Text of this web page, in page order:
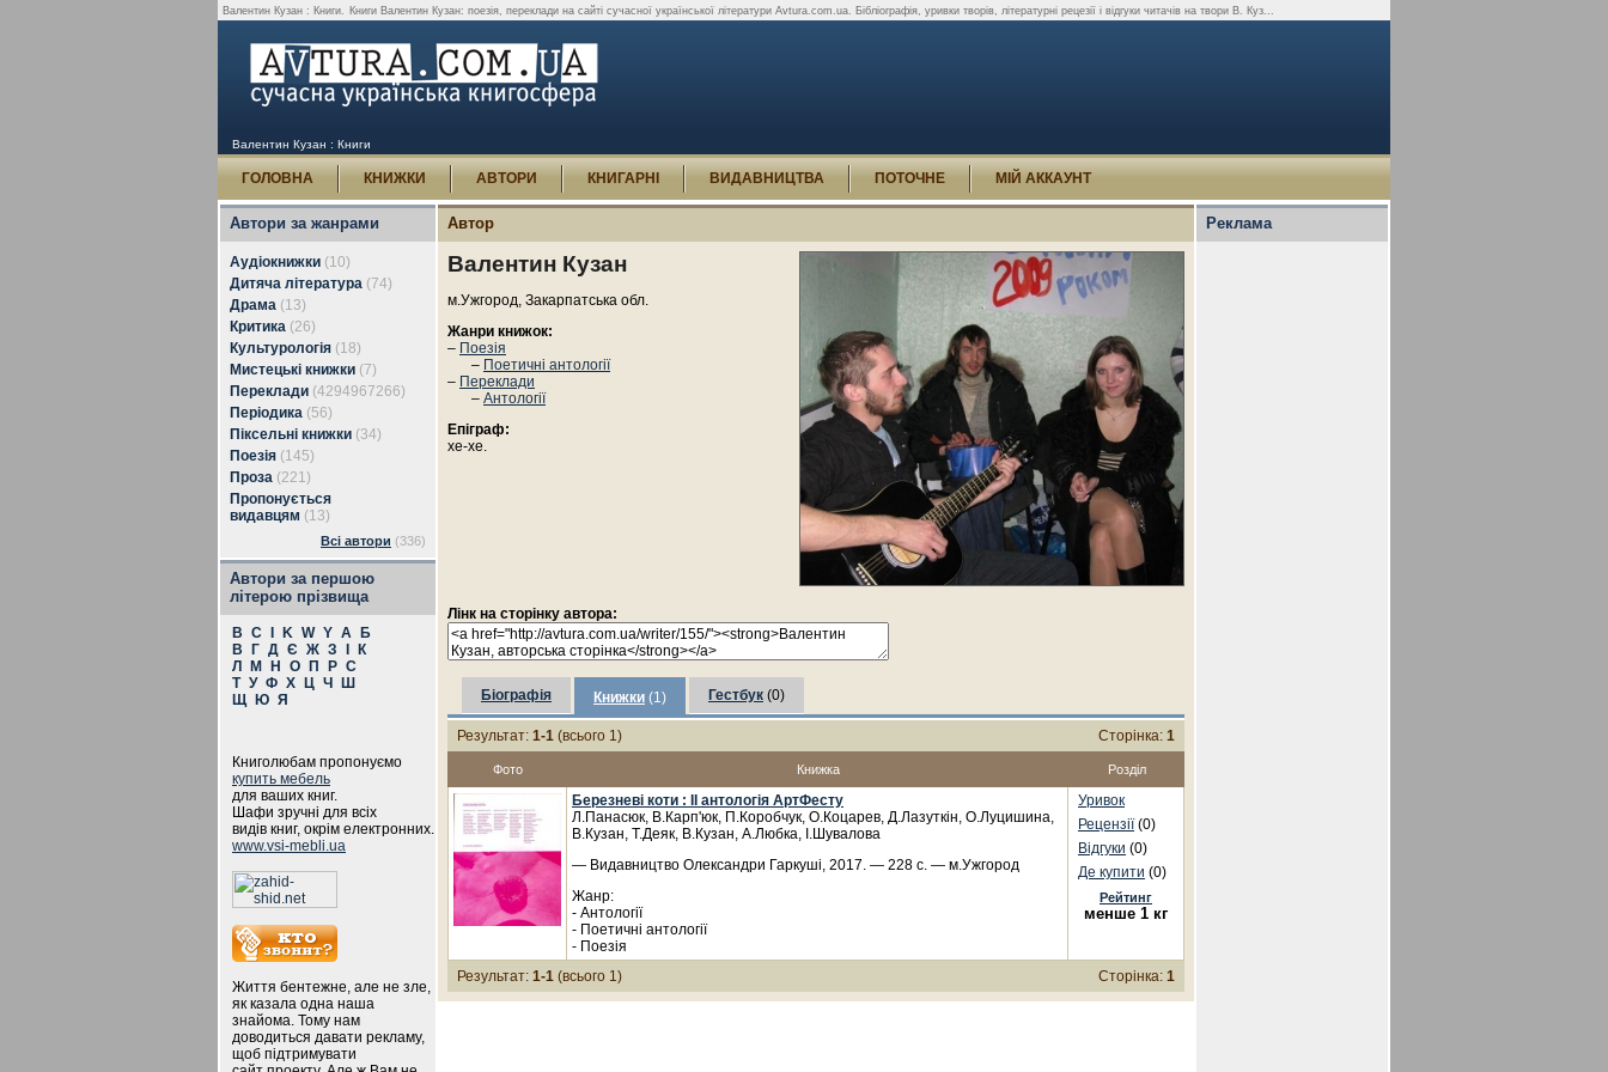
Валентин Кузан : Книги. Книги Валентин Кузан: поезія, переклади на сайті сучасної української літератури Avtura.com.ua. Бібліографія, уривки творів, літературні рецезії і відгуки читачів на твори В. Куз...
Валентин Кузан : Книги
ГОЛОВНА КНИЖКИ АВТОРИ КНИГАРНІ ВИДАВНИЦТВА ПОТОЧНЕ МІЙ АККАУНТ
Автори за жанрами
Аудіокнижки (10)
Дитяча література (74)
Драма (13)
Критика (26)
Культурологія (18)
Мистецькі книжки (7)
Переклади (4294967266)
Періодика (56)
Піксельні книжки (34)
Поезія (145)
Проза (221)
Пропонується
видавцям (13)
Всі автори (336)
Автори за першою
літерою прізвища
B C K W Y А
Б
В
Г Д Є Ж З
К
Л
М Н О П Р С
Т У Ф Х Ц Ч
Ш
Щ
Ю Я
Книголюбам пропонуємо
купить мебель
для ваших книг.
Шафи зручні для всіх
видів книг, окрім електронних.
www.vsi-mebli.ua
Життя бентежне, але не зле,
як казала одна наша
знайома. Тому нам
доводиться давати рекламу,
щоб підтримувати
Автор
Валентин Кузан
м.Ужгород, Закарпатська обл.
Жанри книжок:
– Поезія
– Поетичні антології
– Переклади
– Антології
Епіграф:
хе-хе.
Лінк на сторінку автора:
Біографія Книжки (1) Гестбук (0)
Результат: 1-1 (всього 1) Сторінка: 1
Фото Книжка Розділ
Березневі коти : ІІ антологія АртФесту
Л.Панасюк, В.Карп'юк, П.Коробчук, О.Коцарев, Д.Лазуткін, О.Луцишина,
В.Кузан, Т.Деяк, В.Кузан, А.Любка, І.Шувалова
— Видавництво Олександри Гаркуші, 2017. — 228 с. — м.Ужгород
Жанр:
- Антології
- Поетичні антології
- Поезія
Уривок
Рецензії(0)
Відгуки (0)
Де купити (0)
Рейтинг
менше 1 кг
Результат: 1-1 (всього 1) Сторінка: 1
Реклама